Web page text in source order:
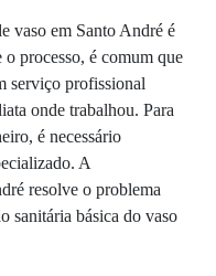
vaso em Santo André é
processo, é comum que
serviço profissional
onde trabalhou. Para
é necessário
A
resolve o problema
sanitária básica do vaso